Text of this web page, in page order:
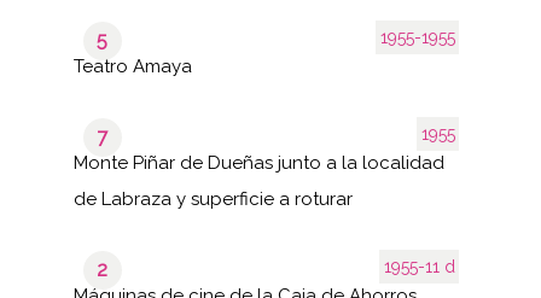
1955-1955
5
Teatro Amaya
1955
7
Monte Piñar de Dueñas junto a la localidad
de Labraza y superficie a roturar
1955-11 d
2